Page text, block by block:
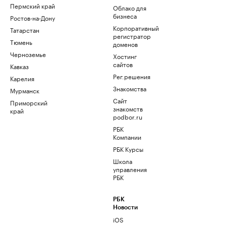
Пермский край
Ростов-на-Дону
Татарстан
Тюмень
Черноземье
Кавказ
Карелия
Мурманск
Приморский
край
Облако для
бизнеса
Корпоративный
регистратор
доменов
Хостинг
сайтов
Рег.решения
Знакомства
Сайт
знакомств
podbor.ru
РБК
Компании
РБК Курсы
Школа
управления
РБК
РБК
Новости
iOS